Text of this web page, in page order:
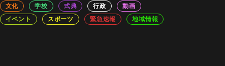
文化
学校 式典 行政
動画
イベント
スポーツ 緊急速報 地域情報